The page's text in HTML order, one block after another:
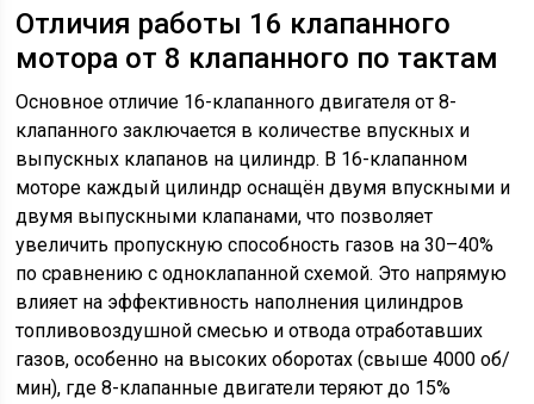
Отличия работы 16 клапанного
мотора от 8 клапанного по тактам
Основное отличие 16-клапанного двигателя от 8-
клапанного заключается в количестве впускных и
выпускных клапанов на цилиндр. В 16-клапанном
моторе каждый цилиндр оснащён двумя впускными и
двумя выпускными клапанами, что позволяет
увеличить пропускную способность газов на 30–40%
по сравнению с одноклапанной схемой. Это напрямую
влияет на эффективность наполнения цилиндров
топливовоздушной смесью и отвода отработавших
газов, особенно на высоких оборотах (свыше 4000 об/
мин), где 8-клапанные двигатели теряют до 15%